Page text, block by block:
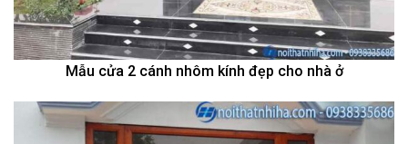
Mẫu cửa 2 cánh nhôm kính đẹp cho nhà ở